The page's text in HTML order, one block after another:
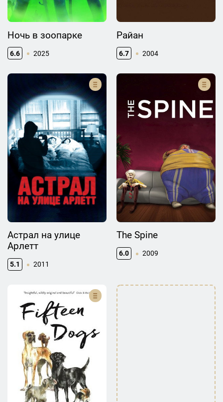
Ночь в зоопарке
6.6 2025
Райан
6.7 2004
Астрал на улице
Арлетт
5.1 2011
The Spine
6.0 2009